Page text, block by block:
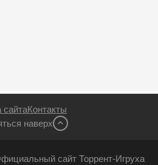
сайтаКонтакты
наверх
сайт Торрент-Игруха